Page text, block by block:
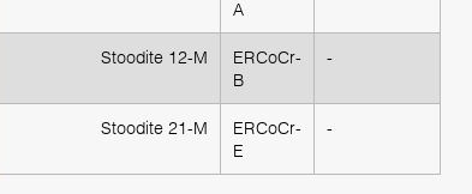
A
Stoodite 12-M
ERCoCr-
B
-
Stoodite 21-M
ERCoCr-
E
-